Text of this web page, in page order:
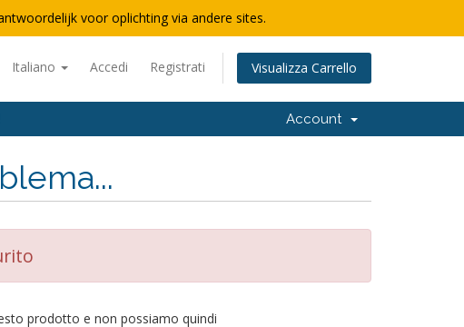
voor oplichting via andere sites.
Italiano Accedi Registrati Visualizza Carrello
Account
prodotto e non possiamo quindi